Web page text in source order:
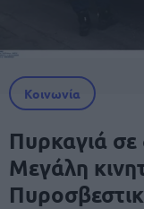
Κοινωνία
Πυρκαγιά
Μεγάλη